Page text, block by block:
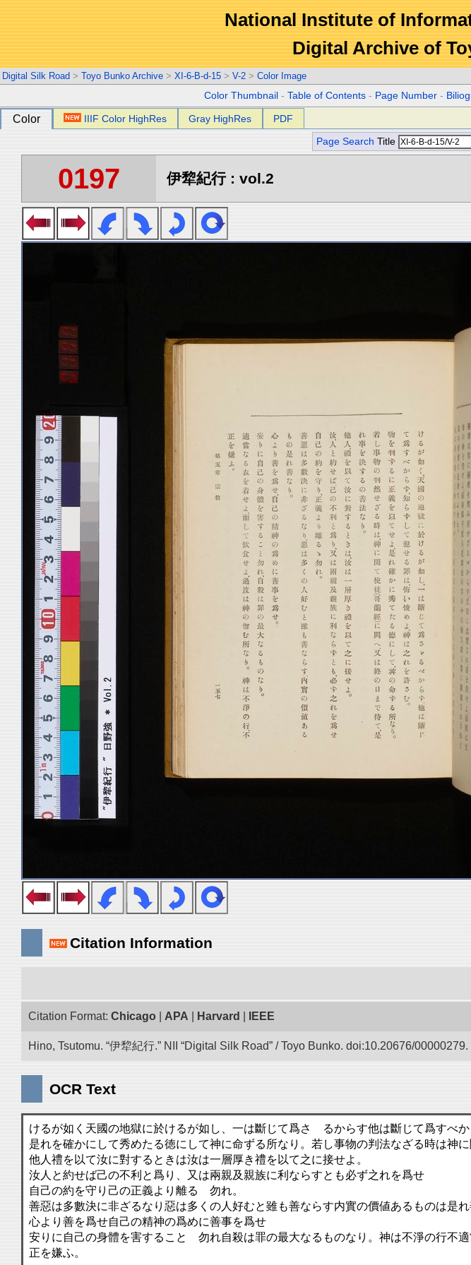
National Institute of
Digital Archive of
Digital Silk Road > Toyo Bunko Archive > XI-6-B-d-15 > V-2 > Color Image
Color Thumbnail -Table of Contents - Page Number -
Color IIIF Color HighRes Gray HighRes PDF
Page Search Title
0197 伊犂紀行 : vol.2
Citation Information
Citation Format: Chicago APA Harvard IEEE
Hino, Tsutomu. “伊犂紀行.” NII “Digital Silk Road” / Toyo Bunko. doi:10.20676/00000279.
OCR Text
けるが如く天國の地獄に於けるが如し、一は斷じて爲さゝるからす他は斷じて爲すべ
是れを確かにして秀めたる徳にして神に命ずる所なり。若し事物の判法なざる時は神
他人禮を以て汝に對するときは汝は一層厚き禮を以て之に接せよ。
汝人と約せば己の不利と爲り、又は兩親及親族に利ならすとも必ず之れを爲せ
自己の約を守り己の正義より離るゝ勿れ。
善惡は多數決に非ざるなり惡は多くの人好むと雖も善ならす内實の價値あるものは是れ
心より善を爲せ自己の精神の爲めに善事を爲せ
安りに自己の身體を害することゝ勿れ自殺は罪の最大なるものなり。神は不淨の行不
正を嫌ふ。